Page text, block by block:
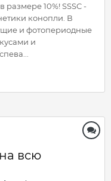
размере 10%! SSSC -
конопли. В
и фотопериодные
и
всю